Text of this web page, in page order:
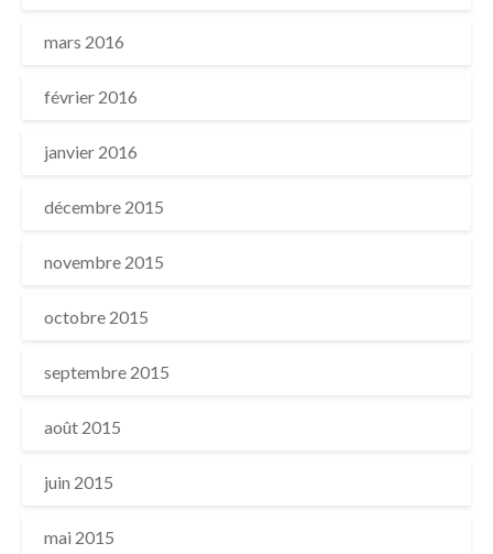
mars 2016
février 2016
janvier 2016
décembre 2015
novembre 2015
octobre 2015
septembre 2015
août 2015
juin 2015
mai 2015